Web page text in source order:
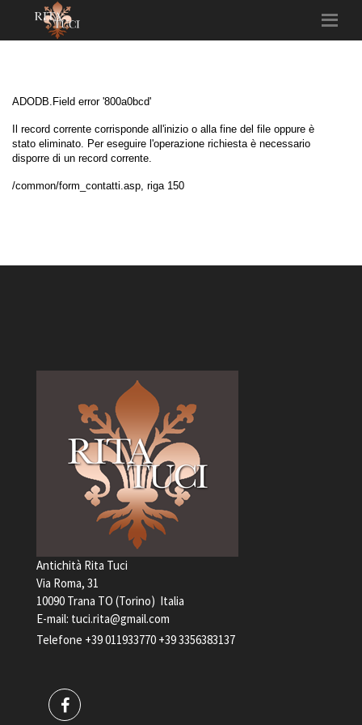
Antichità Rita Tuci
Via Roma, 31
10090 Trana TO (Torino) Italia
E-mail: tuci.rita@gmail.com
Telefone +39 011933770 +39 3356383137